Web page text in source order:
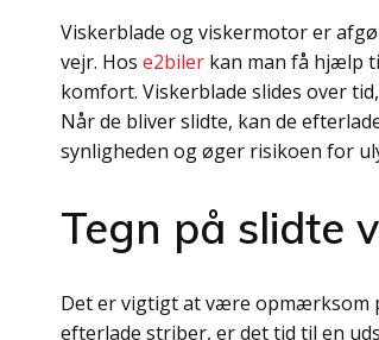
Viskerblade og viskermotor er
vejr. Hos e2biler kan man få hjælp
komfort. Viskerblade slides over
Når de bliver slidte, kan de
synligheden og øger risikoen for
Tegn på slidte
Det er vigtigt at være opmærksom
efterlade striber, er det tid til en